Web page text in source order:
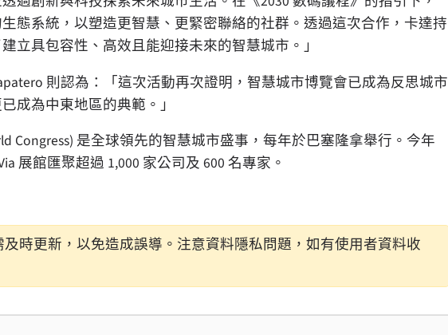
態系統，以塑造更智慧、更緊密聯絡的社群。透過這次合作，卡達持
立具包容性、高效且能迎接未來的智慧城市。」
則認為：「這次活動再次證明，智慧城市博覽會已成為反思城市
成為中東地區的典範。」
Congress) 是全球領先的智慧城市盛事，每年於巴塞隆拿舉行。今年
展館匯聚超過 1,000 家公司及 600 名專家。
時更新，以免造成誤導。注意資料隱私問題，如有使用者資料收